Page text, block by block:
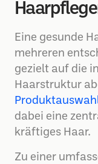
Eine gesunde
mehreren
gezielt auf die
Haarstruktur
dabei eine
kräftiges Haar.
Zu einer